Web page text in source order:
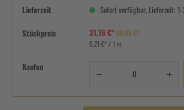
Lieferzeit Sofort verfügbar, Lieferzeit: 1-
Stückpreis 31,16 €*38,95 €*
0,21 €* / 1 m
Kaufen